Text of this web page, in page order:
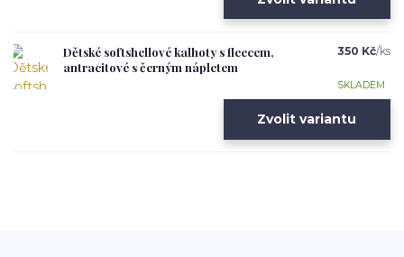
Dětské softshellové kalhoty s fleecem,
antracitové s černým nápletem
350 Kč/ks
SKLADEM
Zvolit variantu